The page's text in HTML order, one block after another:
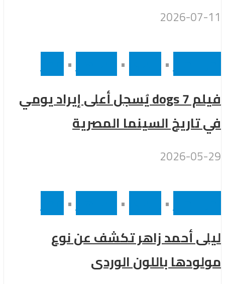
2026-07-11
•
•
•
فيلم 7 dogs يُسجل أعلى إيراد يومي
في تاريخ السينما المصرية
2026-05-29
•
•
•
ليلى أحمد زاهر تكشف عن نوع
مولودها باللون الوردى